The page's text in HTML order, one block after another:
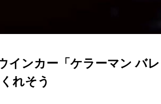
インカー「ケラーマン バ
れそう